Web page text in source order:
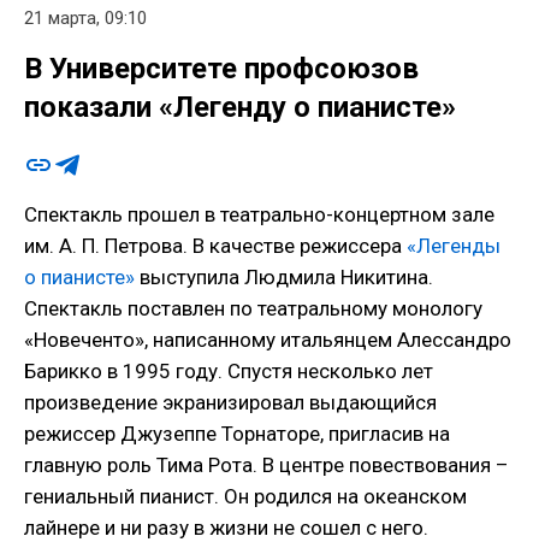
21 марта, 09:10
В Университете профсоюзов
показали «Легенду о пианисте»
Спектакль прошел в театрально-концертном зале
им. А. П. Петрова. В качестве режиссера «Легенды
о пианисте» выступила Людмила Никитина.
Спектакль поставлен по театральному монологу
«Новеченто», написанному итальянцем Алессандро
Барикко в 1995 году. Спустя несколько лет
произведение экранизировал выдающийся
режиссер Джузеппе Торнаторе, пригласив на
главную роль Тима Рота. В центре повествования –
гениальный пианист. Он родился на океанском
лайнере и ни разу в жизни не сошел с него.